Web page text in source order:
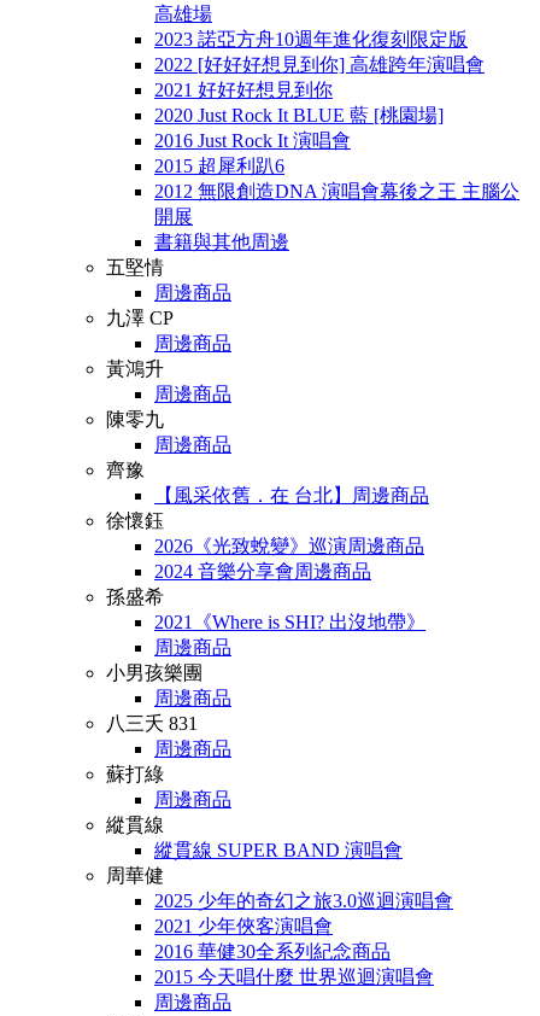
高雄場
2023 諾亞方舟10週年進化復刻限定版
2022 [好好好想見到你] 高雄跨年演唱會
2021 好好好想見到你
2020 Just Rock It BLUE 藍 [桃園場]
2016 Just Rock It 演唱會
2015 超犀利趴6
2012 無限創造DNA 演唱會幕後之王 主腦公
開展
書籍與其他周邊
五堅情
周邊商品
九澤 CP
周邊商品
黃鴻升
周邊商品
陳零九
周邊商品
齊豫
【風采依舊．在 台北】周邊商品
徐懷鈺
2026《光致蛻變》巡演周邊商品
2024 音樂分享會周邊商品
孫盛希
2021《Where is SHI? 出沒地帶》
周邊商品
小男孩樂團
周邊商品
八三夭 831
周邊商品
蘇打綠
周邊商品
縱貫線
縱貫線 SUPER BAND 演唱會
周華健
2025 少年的奇幻之旅3.0巡迴演唱會
2021 少年俠客演唱會
2016 華健30全系列紀念商品
2015 今天唱什麼 世界巡迴演唱會
周邊商品